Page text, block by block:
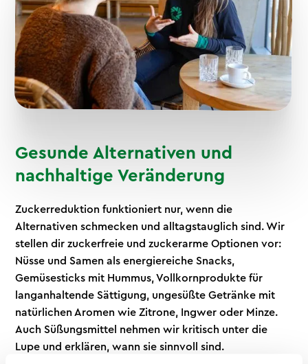
Gesunde Alternativen und
nachhaltige Veränderung
Zuckerreduktion funktioniert nur, wenn die
Alternativen schmecken und alltagstauglich sind. Wir
stellen dir zuckerfreie und zuckerarme Optionen vor:
Nüsse und Samen als energiereiche Snacks,
Gemüsesticks mit Hummus, Vollkornprodukte für
langanhaltende Sättigung, ungesüßte Getränke mit
natürlichen Aromen wie Zitrone, Ingwer oder Minze.
Auch Süßungsmittel nehmen wir kritisch unter die
Lupe und erklären, wann sie sinnvoll sind.